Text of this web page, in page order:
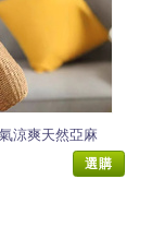
涼爽天然亞麻
選購